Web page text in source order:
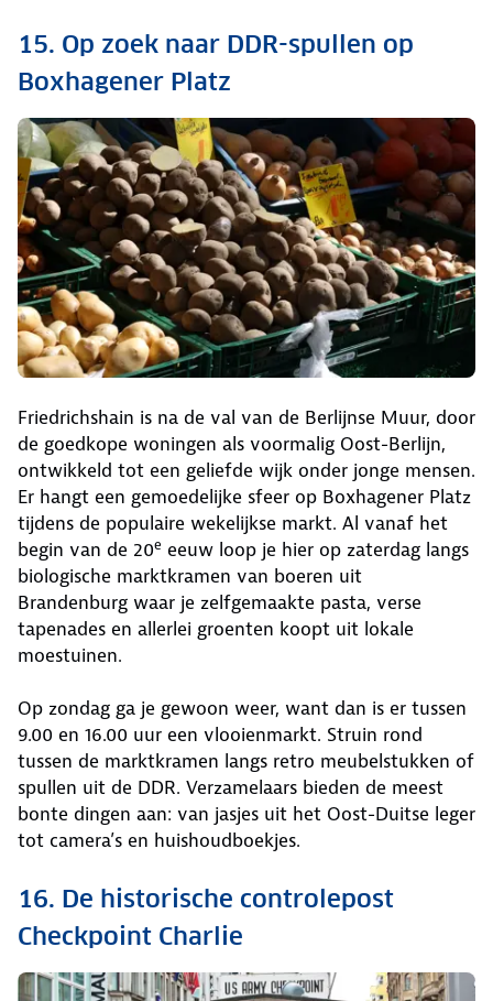
15. Op zoek naar DDR-spullen op
Boxhagener Platz
Friedrichshain is na de val van de Berlijnse Muur, door
de goedkope woningen als voormalig Oost-Berlijn,
ontwikkeld tot een geliefde wijk onder jonge mensen.
Er hangt een gemoedelijke sfeer op Boxhagener Platz
tijdens de populaire wekelijkse markt. Al vanaf het
begin van de 20e eeuw loop je hier op zaterdag langs
biologische marktkramen van boeren uit
Brandenburg waar je zelfgemaakte pasta, verse
tapenades en allerlei groenten koopt uit lokale
moestuinen.
Op zondag ga je gewoon weer, want dan is er tussen
9.00 en 16.00 uur een vlooienmarkt. Struin rond
tussen de marktkramen langs retro meubelstukken of
spullen uit de DDR. Verzamelaars bieden de meest
bonte dingen aan: van jasjes uit het Oost-Duitse leger
tot camera’s en huishoudboekjes.
16. De historische controlepost
Checkpoint Charlie